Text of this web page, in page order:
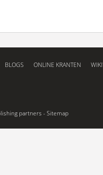
BLOGS ONLINE KRANTEN
partners -Sitemap